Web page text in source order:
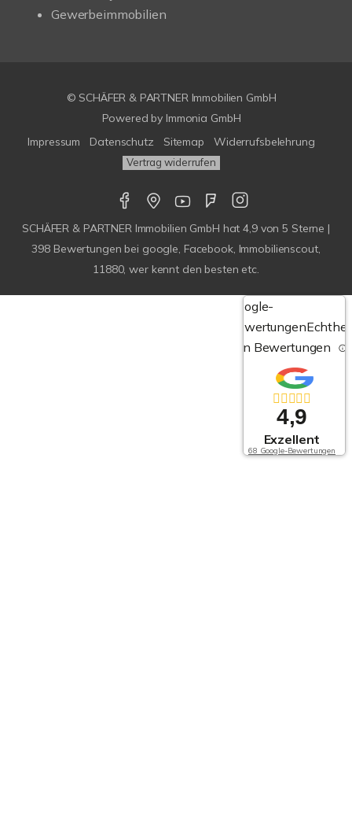
Gewerbeimmobilien
© SCHÄFER & PARTNER Immobilien GmbH
Powered by Immonia GmbH
Impressum
Datenschutz Sitemap Widerrufsbelehrung
Vertrag widerrufen
SCHÄFER & PARTNER Immobilien GmbH hat4,9von5 Sterne |
398 Bewertungen bei google, Facebook, Immobilienscout,
11880, wer kennt den besten etc.
Google-
Bewertungen
von Bewertungen
4,9
Exzellent
68 Google-Bewertungen